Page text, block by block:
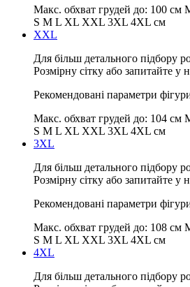
Макс. обхват грудей до: 100 см
S M L XL XXL 3XL 4XL см
XXL
Для більш детального підбору
Розмірну сітку або запитайте у
Рекомендовані параметри
Макс. обхват грудей до: 104 см
S M L XL XXL 3XL 4XL см
3XL
Для більш детального підбору
Розмірну сітку або запитайте у
Рекомендовані параметри
Макс. обхват грудей до: 108 см
S M L XL XXL 3XL 4XL см
4XL
Для більш детального підбору